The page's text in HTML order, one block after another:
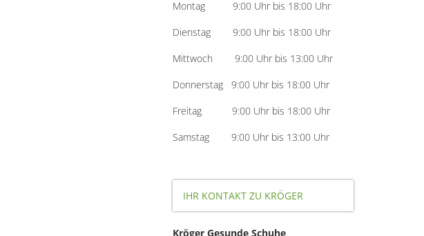
Montag 9:00 Uhr bis 18:00 Uhr
Dienstag 9:00 Uhr bis 18:00 Uhr
Mittwoch 9:00 Uhr bis 13:00 Uhr
Donnerstag 9:00 Uhr bis 18:00 Uhr
Freitag 9:00 Uhr bis 18:00 Uhr
Samstag 9:00 Uhr bis 13:00 Uhr
IHR KONTAKT ZU KRÖGER
Kröger Gesunde Schuhe